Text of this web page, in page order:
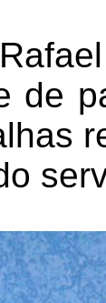
de